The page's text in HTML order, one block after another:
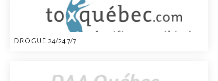
D.R.O.G.U.E. 24/24 7/7